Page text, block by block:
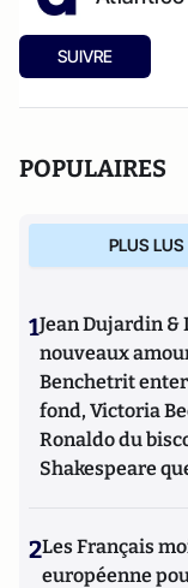
SUIVRE
POPULAIRES
PLUS LUS
1Jean Dujardin
nouveaux
Benchetrit
fond, Victoria
Ronaldo du
Shakespeare
2Les Français
européenne